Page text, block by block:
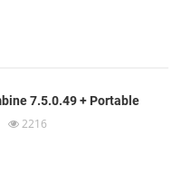
7.5.0.49 + Portable
2216